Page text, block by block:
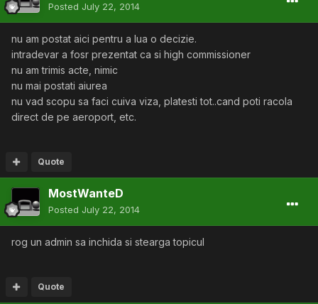
Posted July 22, 2014
nu am postat aici pentru a lua o decizie.
intradevar a fosr prezentat ca si high commissioner
nu am trimis acte, nimic
nu mai postati aiurea
nu vad scopu sa faci cuiva viza, platesti tot..cand poti racola
direct de pe aeroport, etc.
Quote
MostWanteD
Posted July 22, 2014
rog un admin sa inchida si stearga topicul
Quote